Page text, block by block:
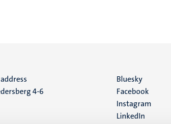
4-6
Social
media
Bluesky
Facebook
Instagram
LinkedIn